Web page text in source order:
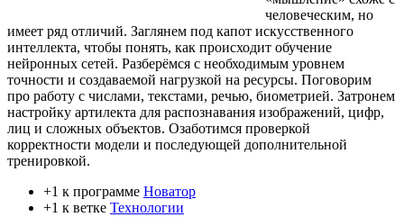
человеческим, но
имеет ряд отличий. Заглянем под капот искусственного
интеллекта, чтобы понять, как происходит обучение
нейронных сетей. Разберёмся с необходимым уровнем
точности и создаваемой нагрузкой на ресурсы. Поговорим
про работу с числами, текстами, речью, биометрией. Затронем
настройку артилекта для распознавания изображений, цифр,
лиц и сложных объектов. Озаботимся проверкой
корректности модели и последующей дополнительной
тренировкой.
+1 к программе Новатор
+1 к ветке Технологии